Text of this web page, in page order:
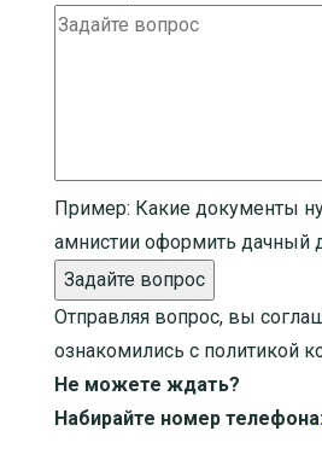
Пример: Какие документы
амнистии оформить дачный
Задайте вопрос
Отправляя вопрос, вы
ознакомились с политикой
Не можете ждать?
Набирайте номер